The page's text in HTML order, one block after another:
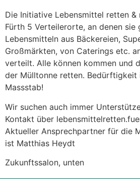
Die Initiative Lebensmittel retten &
Fürth 5 Verteilerorte, an denen sie
Lebensmitteln aus Bäckereien,
Großmärkten, von Caterings etc.
verteilt. Alle können kommen und
der Mülltonne retten. Bedürftigkeit
Massstab!
Wir suchen auch immer
Kontakt über
Aktueller Ansprechpartner für die
ist Matthias Heydt
Zukunftssalon, unten